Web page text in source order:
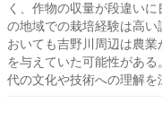
く、作物の収量が段違い
の地域での栽培経験は高
おいても吉野川周辺は農
を与えていた可能性があ
代の文化や技術への理解を